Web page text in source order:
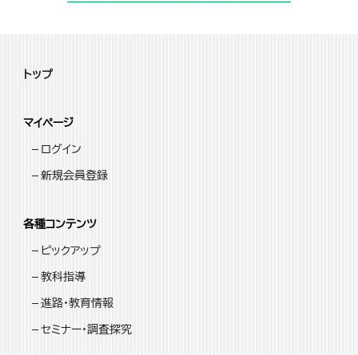
トップ
マイページ
ログイン
新規会員登録
各種コンテンツ
ピックアップ
教科指導
進路・教育情報
セミナー・調査探究